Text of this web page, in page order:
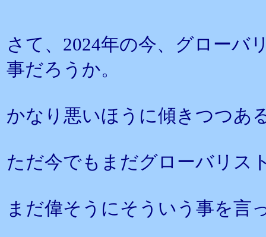
さて、2024年の今、グローバ
事だろうか。
かなり悪いほうに傾きつつあ
ただ今でもまだグローバリス
まだ偉そうにそういう事を言